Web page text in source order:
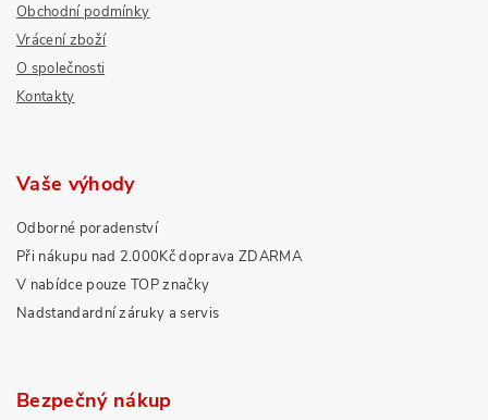
Obchodní podmínky
Vrácení zboží
O společnosti
Kontakty
Vaše výhody
Odborné poradenství
Při nákupu nad 2.000Kč doprava ZDARMA
V nabídce pouze TOP značky
Nadstandardní záruky a servis
Bezpečný nákup